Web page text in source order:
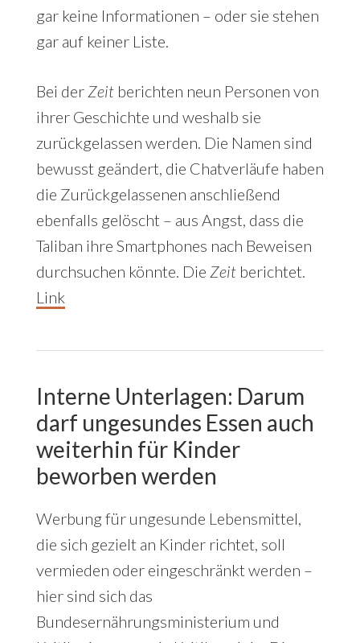
gar keine Informationen – oder sie stehen
gar auf keiner Liste.
Bei der Zeitberichten neun Personen von
ihrer Geschichte und weshalb sie
zurückgelassen werden. Die Namen sind
bewusst geändert, die Chatverläufe haben
die Zurückgelassenen anschließend
ebenfalls gelöscht – aus Angst, dass die
Taliban ihre Smartphones nach Beweisen
durchsuchen könnte. Die Zeitberichtet.
Link
Interne Unterlagen: Darum
darf ungesundes Essen auch
weiterhin für Kinder
beworben werden
Werbung für ungesunde Lebensmittel,
die sich gezielt an Kinder richtet, soll
vermieden oder eingeschränkt werden –
hier sind sich das
Bundesernährungsministerium und